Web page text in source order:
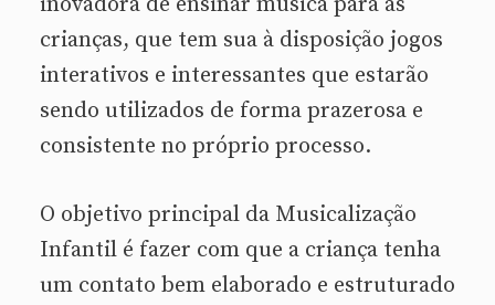
crianças, que tem sua à disposição jogos
interativos e interessantes que estarão
sendo utilizados de forma prazerosa e
consistente no próprio processo.
O objetivo principal da Musicalização
Infantil é fazer com que a criança tenha
um contato bem elaborado e estruturado